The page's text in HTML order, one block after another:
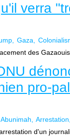
verra
Gaza
des
pro-
Arrestation
d'un